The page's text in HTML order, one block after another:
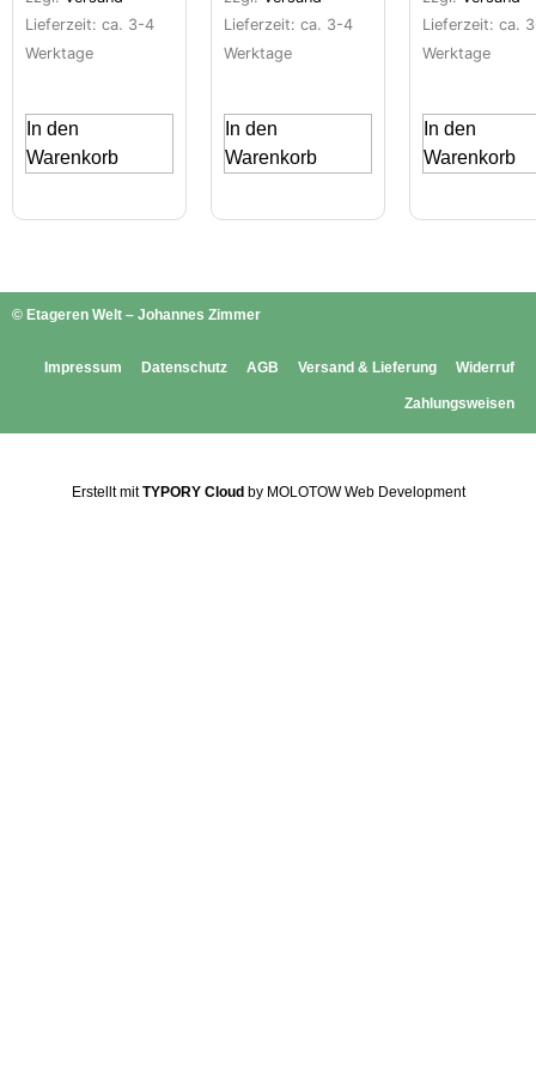
Lieferzeit: ca. 3-4
Werktage
In den
Warenkorb
Lieferzeit: ca. 3-4
Werktage
In den
Warenkorb
Lieferzeit: ca.
Werktage
In den
Warenkorb
© Etageren Welt – Johannes Zimmer
Impressum Datenschutz AGB Versand & Lieferung Widerruf
Zahlungsweisen
Erstellt mitTYPORY Cloudby MOLOTOW Web Development